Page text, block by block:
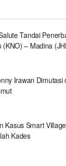
Tandai
(KNO) – Madina
Irawan Dimutasi
Kasus Smart
Kades